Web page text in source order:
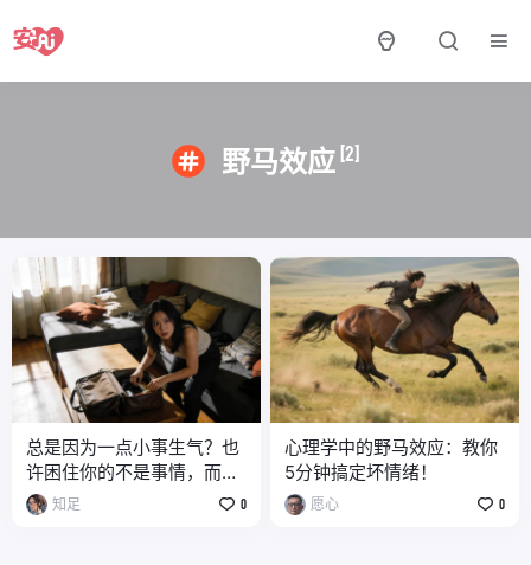
野马效应 [2]
总是因为一点小事生气？也
许困住你的不是事情，而是
“野马效应”
知足 0
心理学中的野马效应：教你
5分钟搞定坏情绪！
愿心 0